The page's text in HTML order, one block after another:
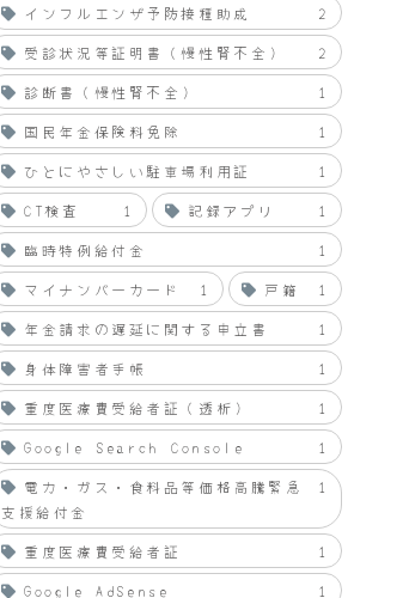
インフルエンザ予防接種助成
2
受診状況等証明書（慢性腎不全）
2
診断書（慢性腎不全）
1
国民年金保険料免除
1
ひとにやさしい駐車場利用証
1
CT検査
1 記録アプリ
1
臨時特例給付金
1
マイナンバーカード
1 戸籍
1
年金請求の遅延に関する申立書
1
身体障害者手帳
1
重度医療費受給者証（透析）
1
Google Search Console
1
電力・ガス・食料品等価格高騰緊急
支援給付金
1
重度医療費受給者証
1
Google AdSense
1